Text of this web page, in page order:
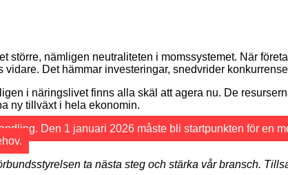
större, nämligen neutraliteten i momssystemet. När
Det hämmar investeringar, snedvrider
i näringslivet finns alla skäl att agera nu. De
ny tillväxt i hela ekonomin.
Den 1 januari 2026 måste bli startpunkten för en
ta nästa steg och stärka vår bransch.